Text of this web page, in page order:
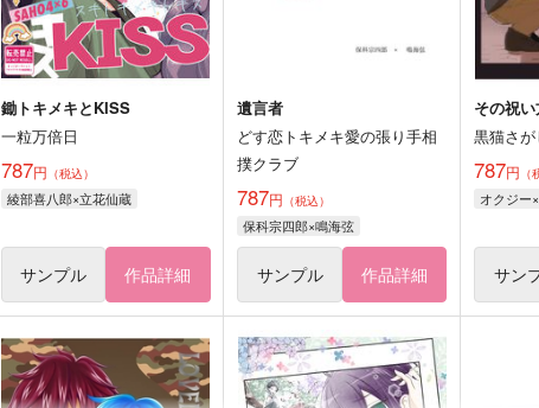
鋤トキメキとKISS
一粒万倍日
787円 （税込）
綾部喜八郎×立花仙蔵
サンプル 作品詳細
遺言者
どす恋トキメキ愛の張り手相
撲クラブ
787円 （税込）
保科宗四郎×鳴海弦
サンプル 作品詳細
その祝
黒猫さが
787円 （
オクジー
サン